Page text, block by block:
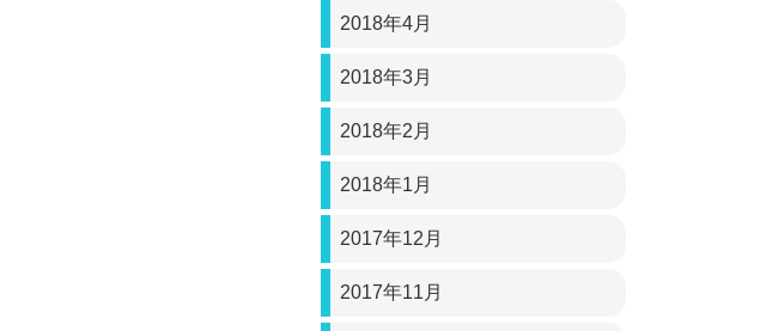
2018年4月
2018年3月
2018年2月
2018年1月
2017年12月
2017年11月